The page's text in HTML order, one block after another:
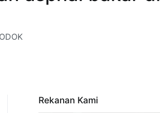
Rekanan Kami